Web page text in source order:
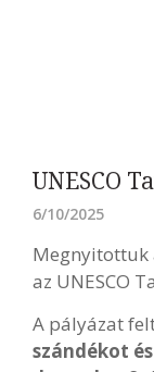
UNESCO
6/10/2025
Megnyitottuk
az UNESCO
A pályázat
szándékot